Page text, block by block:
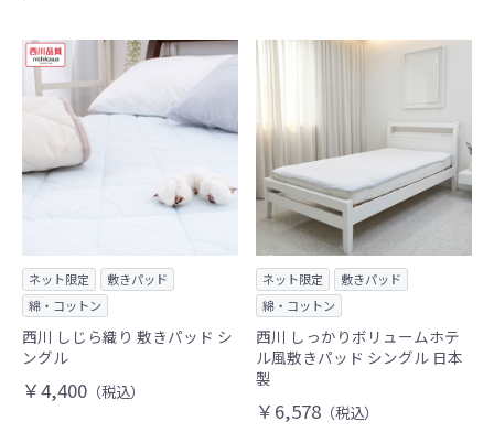
ネット限定
敷きパッド
綿・コットン
西川 しじら織り 敷きパッド シ
ングル
￥4,400 （税込）
ネット限定
敷きパッド
綿・コットン
西川 しっかりボリュームホテ
ル風敷きパッド シングル 日本
製
￥6,578 （税込）